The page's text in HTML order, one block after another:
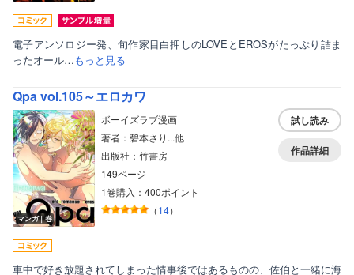
電子アンソロジー発、旬作家目白押しのLOVEとEROSがたっぷり詰ま
ったオール…もっと見る
Qpa vol.105～エロカワ
マンガ｜巻
ボーイズラブ漫画
著者：碧本さり...他
出版社：竹書房
149ページ
1巻購入：400ポイント
（14）
試し読み
作品詳細
車中で好き放題されてしまった情事後ではあるものの、佐伯と一緒に海